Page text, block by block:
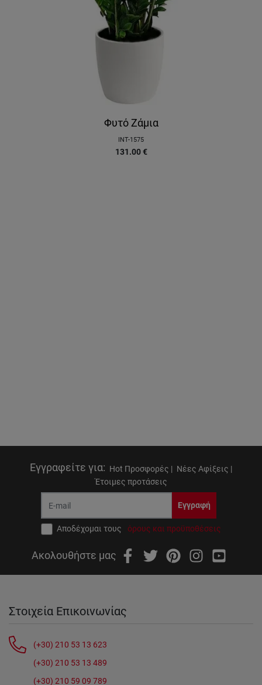
Φυτό Ζάμια
INT-1575
131.00 €
Εγγραφείτε για: Hot Προσφορές | Νέες Αφίξεις |
Έτοιμες προτάσεις
Εγγραφή
Αποδέχομαι τους όρους και προϋποθέσεις
Ακολουθήστε μας
Στοιχεία Επικοινωνίας
(+30) 210 53 13 623
(+30) 210 53 13 489
(+30) 210 59 09 789